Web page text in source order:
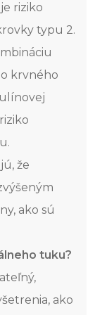
riziko
typu 2.
krvného
že
ako sú
tuku?
ako